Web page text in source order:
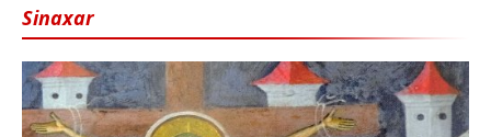
Sinaxar